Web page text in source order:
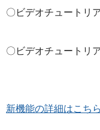
〇ビデオチュートリ
〇ビデオチュートリ
新機能の詳細はこちら